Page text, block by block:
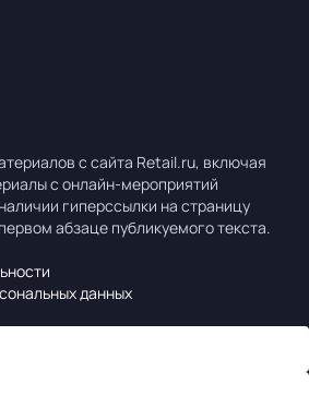
с сайта Retail.ru, включая
с онлайн-мероприятий
гиперссылки на страницу
абзаце публикуемого текста.
данных